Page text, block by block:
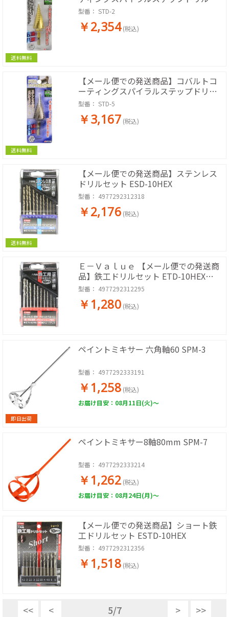
送料無料
段Φ3～24mm (EARTH MAN)
型番： STD-2
￥2,354 (税込)
送料無料
【メール便での発送商品】コバルトコ
ーティングスパイラルステップドリル
12段Φ3～24mm (EARTH MAN)
型番： STD-5
￥3,167 (税込)
送料無料
【メール便での発送商品】ステンレス
ドリルセット ESD-10HEX
型番： 4977292312318
￥2,176 (税込)
Ｅ－Ｖａｌｕｅ 【メール便での発送商
品】鉄工ドリルセット ETD-10HEX
4977292312295
型番： 4977292312295
￥1,280 (税込)
即日出荷
ペイントミキサー 六角軸60 SPM-3
型番： 4977292333191
￥1,258 (税込)
お届け目安：08月11日(火)～
ペイントミキサー8軸80mm SPM-7
型番： 4977292333214
￥1,262 (税込)
お届け目安：08月24日(月)～
【メール便での発送商品】ショート鉄
工ドリルセット ESTD-10HEX
型番： 4977292312356
￥1,518 (税込)
<< < 5/7 > >>